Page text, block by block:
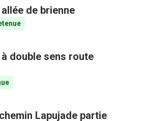
de brienne
double sens route
Lapujade partie